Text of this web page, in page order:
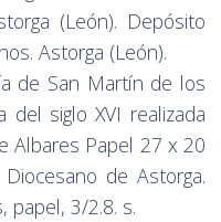
(León). Depósito
Astorga (León).
de San Martín de los
del siglo XVI realizada
Albares Papel 27 x 20
de Astorga.
papel, 3/2.8. s.